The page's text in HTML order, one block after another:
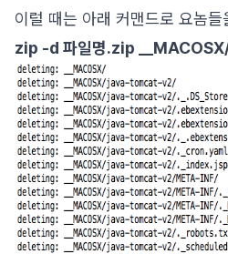
이럴 때는 아래 커맨드로 요놈들
zip -d 파일명.zip